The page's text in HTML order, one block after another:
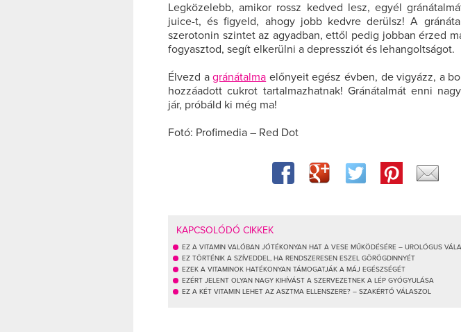
Legközelebb, amikor rossz kedved lesz, egyél
juice-t, és figyeld, ahogy jobb kedvre derülsz! A
szerotonin szintet az agyadban, ettől pedig jobban érzed
fogyasztod, segít elkerülni a depressziót és lehangoltságot.
Élvezd agránátalma előnyeit egész évben, de vigyázz, a
hozzáadott cukrot tartalmazhatnak! Gránátalmát enni
jár, próbáld ki még ma!
Fotó: Profimedia – Red Dot
KAPCSOLÓDÓ CIKKEK
EZ A VITAMIN VALÓBAN JÓTÉKONYAN HAT A VESE MŰKÖDÉSÉRE – UROLÓGUS
EZ TÖRTÉNIK A SZÍVEDDEL, HA RENDSZERESEN ESZEL GÖRÖGDINNYÉT
EZEK A VITAMINOK HATÉKONYAN TÁMOGATJÁK A MÁJ EGÉSZSÉGÉT
EZÉRT JELENT OLYAN NAGY KIHÍVÁST A SZERVEZETNEK A LÉP GYÓGYULÁSA
EZ A KÉT VITAMIN LEHET AZ ASZTMA ELLENSZERE? – SZAKÉRTŐ VÁLASZOL